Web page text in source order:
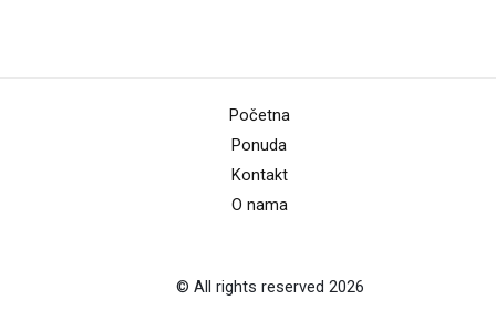
Početna
Ponuda
Kontakt
O nama
© All rights reserved 2026